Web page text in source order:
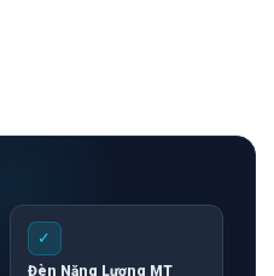
✓
Đèn Năng Lượng MT